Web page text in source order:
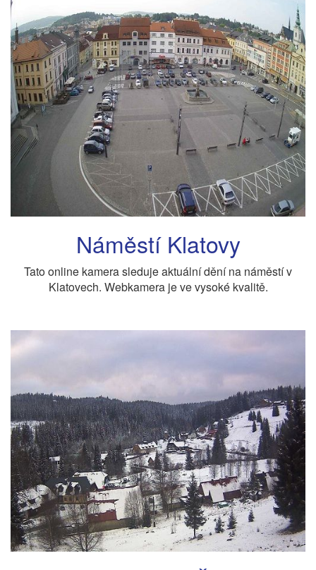
Náměstí Klatovy
Tato online kamera sleduje aktuální dění na náměstí v
Klatovech. Webkamera je ve vysoké kvalitě.